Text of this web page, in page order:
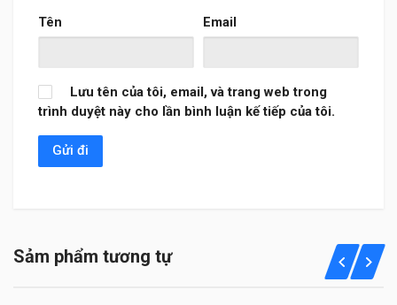
Tên Email
Lưu tên của tôi, email, và trang web trong
trình duyệt này cho lần bình luận kế tiếp của tôi.
Sảm phẩm tương tự